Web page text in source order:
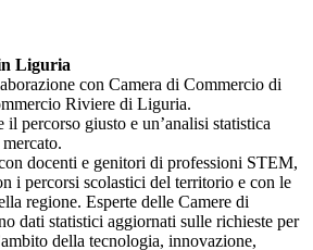
Liguria
con Camera di Commercio di
Riviere di Liguria.
il percorso giusto e un’analisi statistica
docenti e genitori di professioni STEM,
i percorsi scolastici del territorio e con le
regione. Esperte delle Camere di
dati statistici aggiornati sulle richieste per
della tecnologia, innovazione,